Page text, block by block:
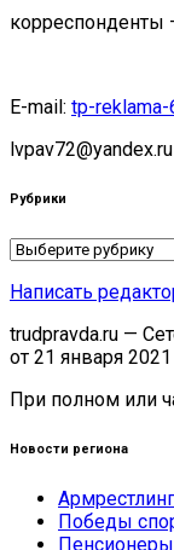
корреспонденты
E-mail: tp-reklama-
lvpav72@yandex.ru
Рубрики
Рубрики
Написать
trudpravda.ru —
от 21 января
При полном или
Новости региона
Армрестлинг
Победы
Пенсионеры